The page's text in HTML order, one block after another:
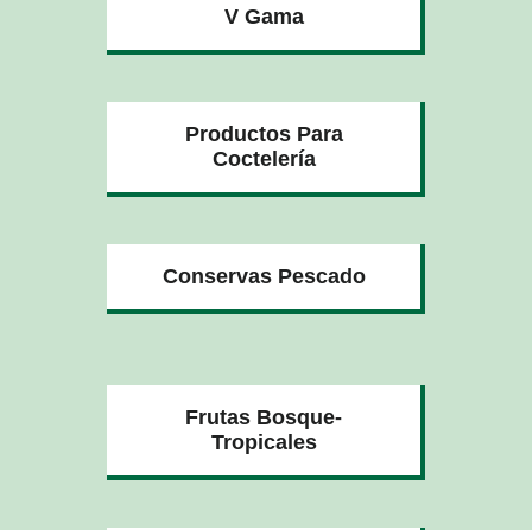
V Gama
Productos Para
Coctelería
Conservas Pescado
Frutas Bosque-
Tropicales